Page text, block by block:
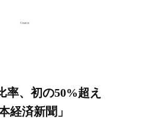
率、初の50%超え
経済新聞」